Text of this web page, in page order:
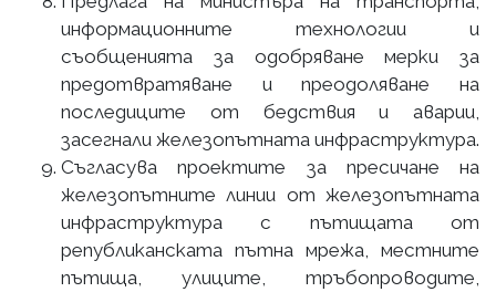
информационните технологии и
съобщенията за одобряване мерки за
предотвратяване и преодоляване на
последиците от бедствия и аварии,
засегнали железопътната инфраструктура.
Съгласува проектите за пресичане на
железопътните линии от железопътната
инфраструктура с пътищата от
републиканската пътна мрежа, местните
пътища, улиците, тръбопроводите,